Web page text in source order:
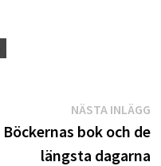
NÄSTA INLÄGG
Böckernas bok och de
längsta dagarna